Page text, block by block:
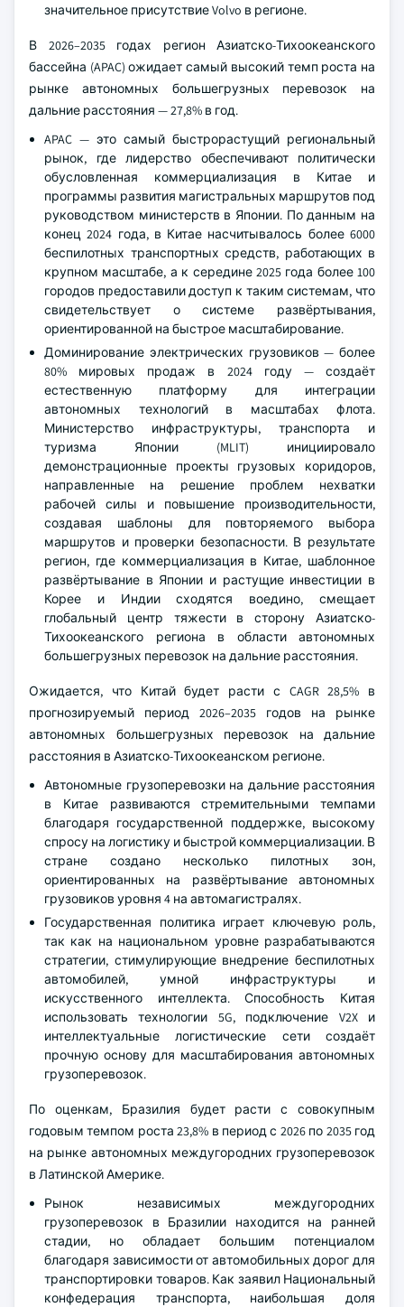
значительное присутствие Volvo в регионе.
В 2026–2035 годах регион Азиатско-Тихоокеанского
бассейна (APAC) ожидает самый высокий темп роста на
рынке автономных большегрузных перевозок на
дальние расстояния — 27,8% в год.
APAC — это самый быстрорастущий региональный
рынок, где лидерство обеспечивают политически
обусловленная коммерциализация в Китае и
программы развития магистральных маршрутов под
руководством министерств в Японии. По данным на
конец 2024 года, в Китае насчитывалось более 6000
беспилотных транспортных средств, работающих в
крупном масштабе, а к середине 2025 года более 100
городов предоставили доступ к таким системам, что
свидетельствует о системе развёртывания,
ориентированной на быстрое масштабирование.
Доминирование электрических грузовиков — более
80% мировых продаж в 2024 году — создаёт
естественную платформу для интеграции
автономных технологий в масштабах флота.
Министерство инфраструктуры, транспорта и
туризма Японии (MLIT) инициировало
демонстрационные проекты грузовых коридоров,
направленные на решение проблем нехватки
рабочей силы и повышение производительности,
создавая шаблоны для повторяемого выбора
маршрутов и проверки безопасности. В результате
регион, где коммерциализация в Китае, шаблонное
развёртывание в Японии и растущие инвестиции в
Корее и Индии сходятся воедино, смещает
глобальный центр тяжести в сторону Азиатско-
Тихоокеанского региона в области автономных
большегрузных перевозок на дальние расстояния.
Ожидается, что Китай будет расти с CAGR 28,5% в
прогнозируемый период 2026–2035 годов на рынке
автономных большегрузных перевозок на дальние
расстояния в Азиатско-Тихоокеанском регионе.
Автономные грузоперевозки на дальние расстояния
в Китае развиваются стремительными темпами
благодаря государственной поддержке, высокому
спросу на логистику и быстрой коммерциализации. В
стране создано несколько пилотных зон,
ориентированных на развёртывание автономных
грузовиков уровня 4 на автомагистралях.
Государственная политика играет ключевую роль,
так как на национальном уровне разрабатываются
стратегии, стимулирующие внедрение беспилотных
автомобилей, умной инфраструктуры и
искусственного интеллекта. Способность Китая
использовать технологии 5G, подключение V2X и
интеллектуальные логистические сети создаёт
прочную основу для масштабирования автономных
грузоперевозок.
По оценкам, Бразилия будет расти с совокупным
годовым темпом роста 23,8% в период с 2026 по 2035 год
на рынке автономных междугородних грузоперевозок
в Латинской Америке.
Рынок независимых междугородних
грузоперевозок в Бразилии находится на ранней
стадии, но обладает большим потенциалом
благодаря зависимости от автомобильных дорог для
транспортировки товаров. Как заявил Национальный
конфедерация транспорта, наибольшая доля